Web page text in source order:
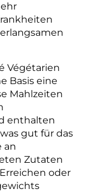
Végétarien
Basis eine
Mahlzeiten
enthalten
gut für das
an
Zutaten
oder